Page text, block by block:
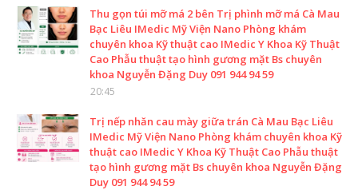
Thu gọn túi mỡ má 2 bên Trị phình mỡ má Cà Mau
Bạc Liêu IMedic Mỹ Viện Nano Phòng khám
chuyên khoa Kỹ thuật cao IMedic Y Khoa Kỹ Thuật
Cao Phẫu thuật tạo hình gương mặt Bs chuyên
khoa Nguyễn Đặng Duy 091 944 94 59
20:45
Trị nếp nhăn cau mày giữa trán Cà Mau Bạc Liêu
IMedic Mỹ Viện Nano Phòng khám chuyên khoa Kỹ
thuật cao IMedic Y Khoa Kỹ Thuật Cao Phẫu thuật
tạo hình gương mặt Bs chuyên khoa Nguyễn Đặng
Duy 091 944 94 59